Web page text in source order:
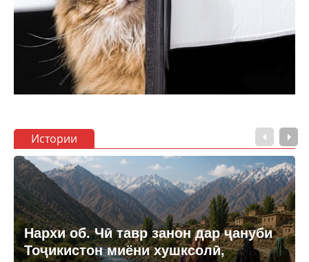
Истории
Нархи об. Чӣ тавр занон дар ҷануби
Тоҷикистон миёни хушксолӣ,